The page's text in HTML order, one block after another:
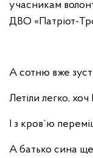
учасникам
ДВО «Патріот-
А сотню вже
Летіли легко,
І з кров`ю
А батько сина ще